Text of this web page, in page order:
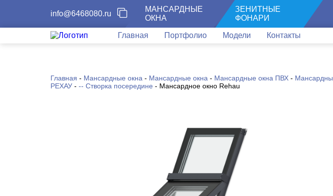
info@6468080.ru
МАНСАРДНЫЕ
ОКНА
ЗЕНИТНЫЕ
ФОНАРИ
Главная Портфолио Модели Контакты
Главная - Мансардные окна - Мансардные окна - Мансардные окна ПВХ -
РЕХАУ - -- Створка посередине - Мансардное окно Rehau